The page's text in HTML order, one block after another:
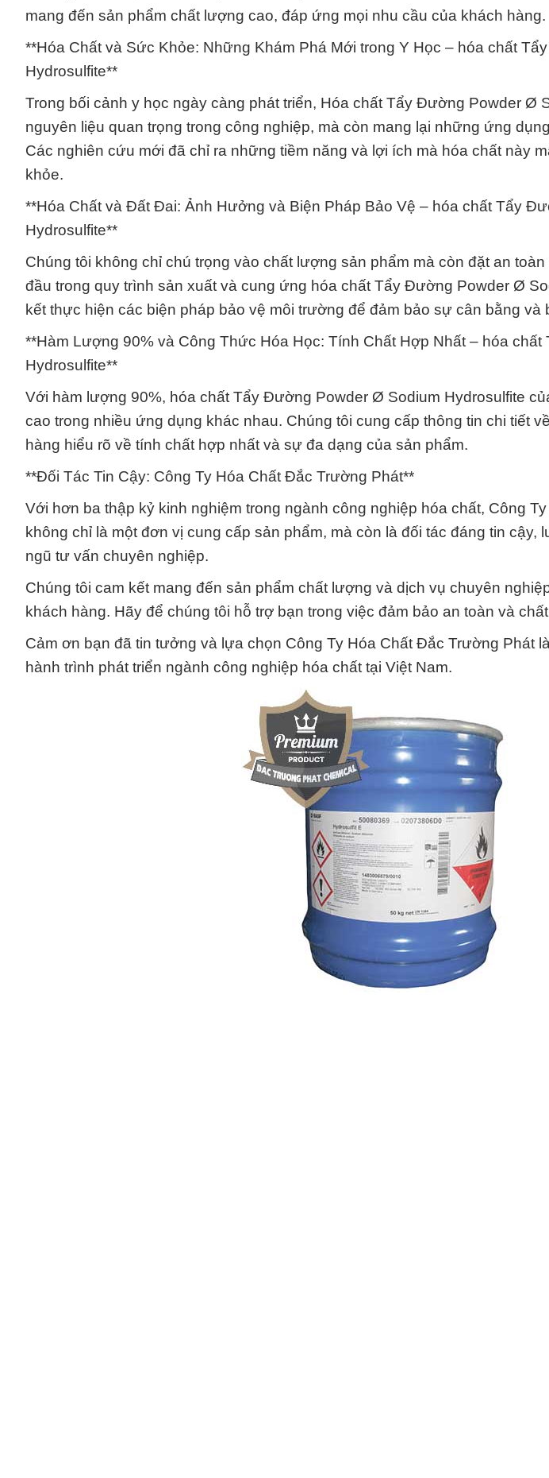
mang đến sản phẩm chất lượng cao, đáp ứng mọi nhu cầu của khách hàng.
**Hóa Chất và Sức Khỏe: Những Khám Phá Mới trong Y Học – hóa chất
Hydrosulfite**
Trong bối cảnh y học ngày càng phát triển, Hóa chất Tẩy Đường Powder Ø
nguyên liệu quan trọng trong công nghiệp, mà còn mang lại những ứng
Các nghiên cứu mới đã chỉ ra những tiềm năng và lợi ích mà hóa chất này
khỏe.
**Hóa Chất và Đất Đai: Ảnh Hưởng và Biện Pháp Bảo Vệ – hóa chất Tẩy
Hydrosulfite**
Chúng tôi không chỉ chú trọng vào chất lượng sản phẩm mà còn đặt an
đầu trong quy trình sản xuất và cung ứng hóa chất Tẩy Đường Powder Ø
kết thực hiện các biện pháp bảo vệ môi trường để đảm bảo sự cân bằng và
**Hàm Lượng 90% và Công Thức Hóa Học: Tính Chất Hợp Nhất – hóa
Hydrosulfite**
Với hàm lượng 90%, hóa chất Tẩy Đường Powder Ø Sodium Hydrosulfite
cao trong nhiều ứng dụng khác nhau. Chúng tôi cung cấp thông tin chi tiết
hàng hiểu rõ về tính chất hợp nhất và sự đa dạng của sản phẩm.
**Đối Tác Tin Cậy: Công Ty Hóa Chất Đắc Trường Phát**
Với hơn ba thập kỷ kinh nghiệm trong ngành công nghiệp hóa chất, Công
không chỉ là một đơn vị cung cấp sản phẩm, mà còn là đối tác đáng tin cậy,
ngũ tư vấn chuyên nghiệp.
Chúng tôi cam kết mang đến sản phẩm chất lượng và dịch vụ chuyên
khách hàng. Hãy để chúng tôi hỗ trợ bạn trong việc đảm bảo an toàn và
Cảm ơn bạn đã tin tưởng và lựa chọn Công Ty Hóa Chất Đắc Trường Phát
hành trình phát triển ngành công nghiệp hóa chất tại Việt Nam.